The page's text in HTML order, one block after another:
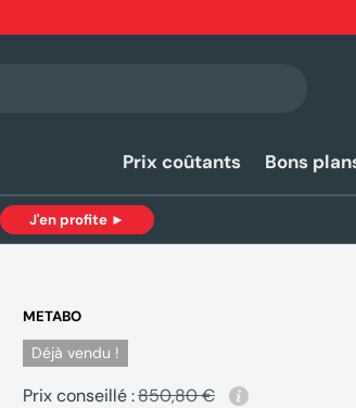
Prix coûtants Bons
J'en profite ►
METABO
Déjà vendu !
Prix conseillé :850,80 €